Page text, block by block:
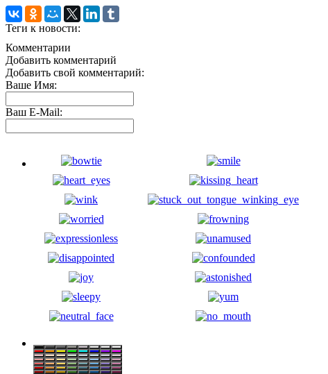
Теги к новости:
Комментарии
Добавить комментарий
Добавить свой комментарий:
Ваше Имя:
Ваш E-Mail: